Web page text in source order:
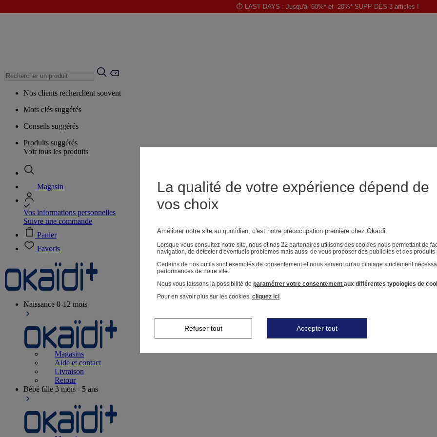
⏱️ LAST DAYS : Jusqu'à -60%* et -20%* SUPP DÈS 3 articles !
Nos clients recherchent souvent
Mots clés suggérés
Conseils suggérés
Produits suggérés
Voir tous les produits
Magasin
Vos informations personnelles
Suivre une commande
Panier
Favoris
Naissance 0-12 mois
Magasins
Aide et contact
Livraison
Retour
Bébé fille 3 mois - 5 ans
La qualité de votre expérience dépend de
vos choix
Améliorer notre site au quotidien, c'est notre préoccupation première chez Okaïdi.
Lorsque vous consultez notre site, nous et nos 22 partenaires utilisons des cookies nous permettant de
navigation, de détecter d'éventuels problèmes mais aussi de vous proposer des publicités et des
Certains de nos outils sont exemptés de consentement et nous servent qu'au pilotage strictement
performances de notre site.
Nous vous laissons la possibilité de paramétrer votre consentement aux différentes typologies de
Pour en savoir plus sur les cookies, cliquez ici.
Refuser tout Accepter tout